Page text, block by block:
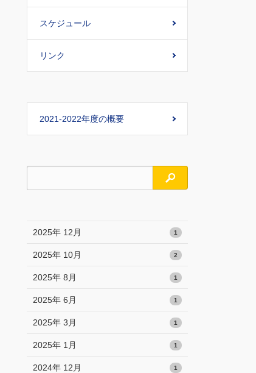
スケジュール
リンク
2021-2022年度の概要
検索
2025年 12月 1
2025年 10月 2
2025年 8月 1
2025年 6月 1
2025年 3月 1
2025年 1月 1
2024年 12月 1